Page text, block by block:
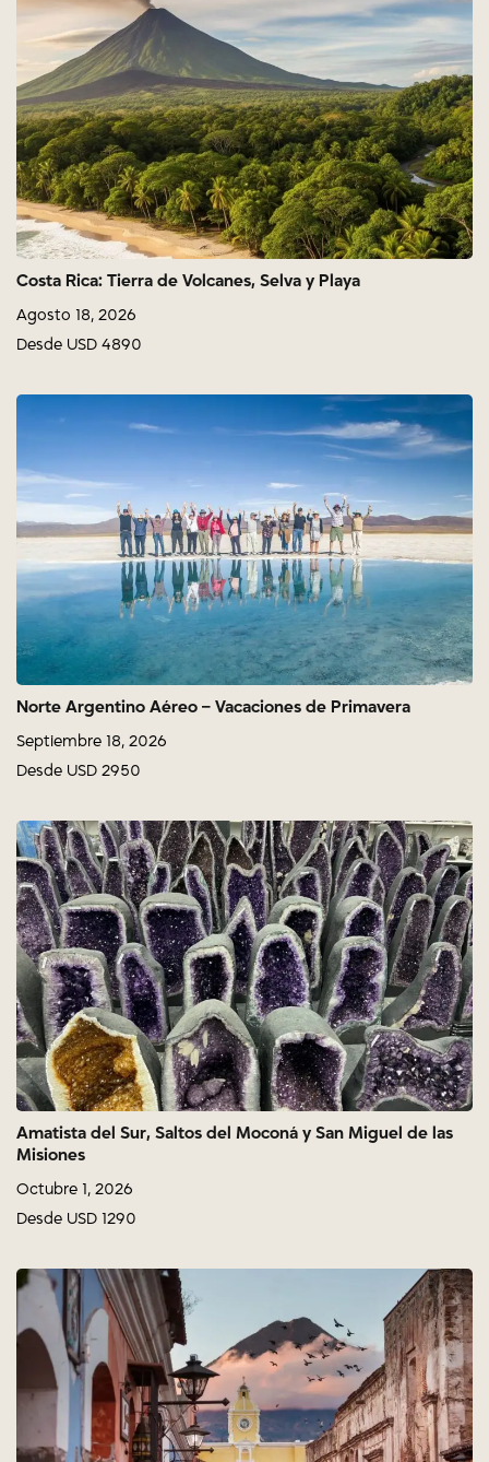
Costa Rica: Tierra de Volcanes, Selva y Playa
Agosto 18, 2026
Desde USD 4890
Norte Argentino Aéreo – Vacaciones de Primavera
Septiembre 18, 2026
Desde USD 2950
Amatista del Sur, Saltos del Moconá y San Miguel de las
Misiones
Octubre 1, 2026
Desde USD 1290